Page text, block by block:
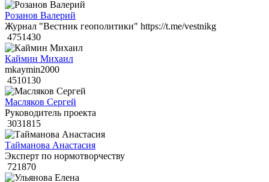
Розанов Валерий
Журнал "Вестник геополитики" https://t.me/vestnikg
4751430
Каймин Михаил
mkaymin2000
4510130
Масляков Сергей
Руководитель проекта
3031815
Тайманова Анастасия
Эксперт по нормотворчеству
721870